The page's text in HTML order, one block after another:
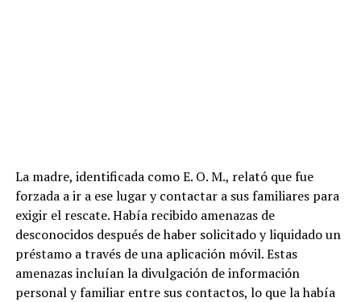
La madre, identificada como E. O. M., relató que fue
forzada a ir a ese lugar y contactar a sus familiares para
exigir el rescate. Había recibido amenazas de
desconocidos después de haber solicitado y liquidado un
préstamo a través de una aplicación móvil. Estas
amenazas incluían la divulgación de información
personal y familiar entre sus contactos, lo que la había